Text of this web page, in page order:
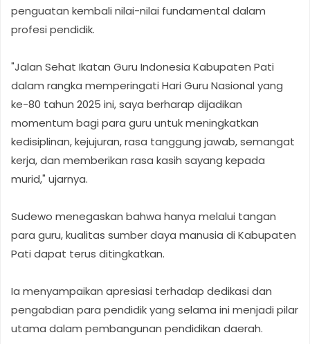
penguatan kembali nilai-nilai fundamental dalam
profesi pendidik.
"Jalan Sehat Ikatan Guru Indonesia Kabupaten Pati
dalam rangka memperingati Hari Guru Nasional yang
ke-80 tahun 2025 ini, saya berharap dijadikan
momentum bagi para guru untuk meningkatkan
kedisiplinan, kejujuran, rasa tanggung jawab, semangat
kerja, dan memberikan rasa kasih sayang kepada
murid," ujarnya.
Sudewo menegaskan bahwa hanya melalui tangan
para guru, kualitas sumber daya manusia di Kabupaten
Pati dapat terus ditingkatkan.
Ia menyampaikan apresiasi terhadap dedikasi dan
pengabdian para pendidik yang selama ini menjadi pilar
utama dalam pembangunan pendidikan daerah.